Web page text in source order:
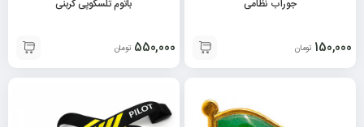
جوراب نظامی
150,000 تومان
باتوم تلسکوپی کربنی
550,000 تومان